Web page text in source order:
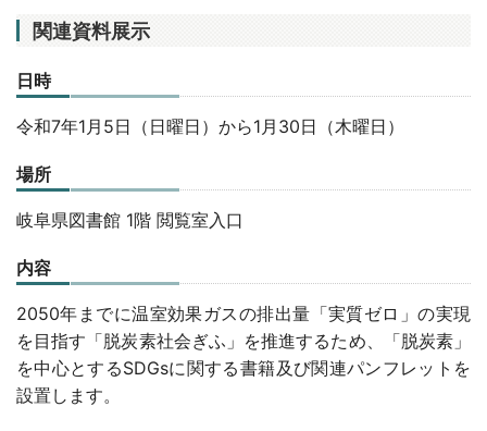
関連資料展示
日時
令和7年1月5日（日曜日）から1月30日（木曜日）
場所
岐阜県図書館 1階 閲覧室入口
内容
2050年までに温室効果ガスの排出量「実質ゼロ」の実現
を目指す「脱炭素社会ぎふ」を推進するため、「脱炭素」
を中心とするSDGsに関する書籍及び関連パンフレットを
設置します。